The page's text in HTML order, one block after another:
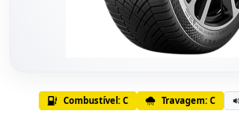
Combustível: C Travagem: C